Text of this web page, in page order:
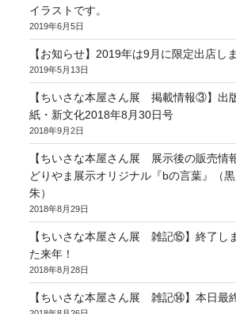
イラストです。
2019年6月5日
【お知らせ】2019年は9月に限定出店しま
2019年5月13日
【ちいさな本屋さん展 掲載情報③】出
紙・新文化2018年8月30日号
2018年9月2日
【ちいさな本屋さん展 展示後の販売情
どりやま展示オリジナル『bの言葉』（黒
朱）
2018年8月29日
【ちいさな本屋さん展 雑記⑮】終了し
た来年！
2018年8月28日
【ちいさな本屋さん展 雑記⑭】本日最